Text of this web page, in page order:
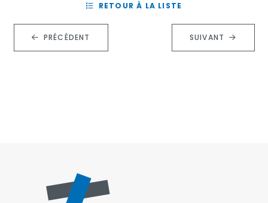
PRÉCÉDENT
RETOUR À LA LISTE
SUIVANT